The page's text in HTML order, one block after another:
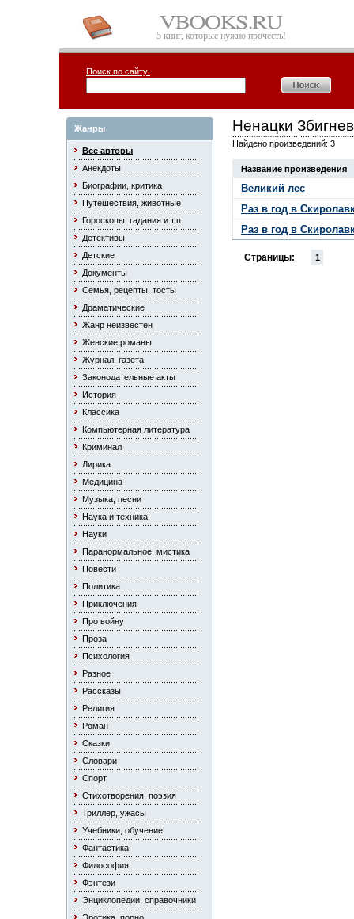
5 книг, которые нужно прочесть!
Поиск по сайту:
Жанры
Все авторы
Анекдоты
Биографии, критика
Путешествия, животные
Гороскопы, гадания и т.п.
Детективы
Детские
Документы
Семья, рецепты, тосты
Драматические
Жанр неизвестен
Женские романы
Журнал, газета
Законодательные акты
История
Классика
Компьютерная литература
Криминал
Лирика
Медицина
Музыка, песни
Наука и техника
Науки
Паранормальное, мистика
Повести
Политика
Приключения
Про войну
Проза
Психология
Разное
Рассказы
Религия
Роман
Сказки
Словари
Спорт
Стихотворения, поэзия
Триллер, ужасы
Учебники, обучение
Фантастика
Философия
Фэнтези
Энциклопедии, справочники
Ненацки Збигнев
Найдено произведений: 3
Название произведения
Великий лес
Раз в год в
Раз в год в
Страницы: 1